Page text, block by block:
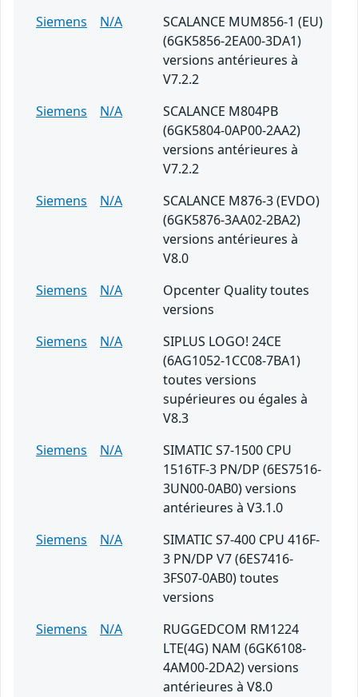
Siemens
N/A
SCALANCE MUM856-1 (EU)
(6GK5856-2EA00-3DA1)
versions antérieures à
V7.2.2
Siemens
N/A
SCALANCE M804PB
(6GK5804-0AP00-2AA2)
versions antérieures à
V7.2.2
Siemens
N/A
SCALANCE M876-3 (EVDO)
(6GK5876-3AA02-2BA2)
versions antérieures à
V8.0
Siemens
N/A
Opcenter Quality toutes
versions
Siemens
N/A
SIPLUS LOGO! 24CE
(6AG1052-1CC08-7BA1)
toutes versions
supérieures ou égales à
V8.3
Siemens
N/A
SIMATIC S7-1500 CPU
1516TF-3 PN/DP (6ES7516-
3UN00-0AB0) versions
antérieures à V3.1.0
Siemens
N/A
SIMATIC S7-400 CPU 416F-
3 PN/DP V7 (6ES7416-
3FS07-0AB0) toutes
versions
Siemens
N/A
RUGGEDCOM RM1224
LTE(4G) NAM (6GK6108-
4AM00-2DA2) versions
antérieures à V8.0